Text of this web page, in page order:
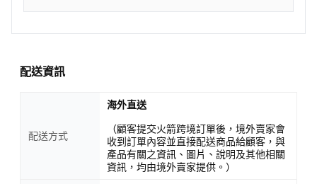
配送資訊
配送方式
海外直送
（顧客提交火箭跨境訂單後，境外賣家會
收到訂單內容並直接配送商品給顧客，與
產品有關之資訊、圖片、說明及其他相關
資訊，均由境外賣家提供。）